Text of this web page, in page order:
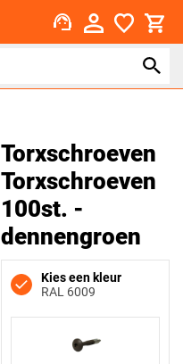
support_agent
Torxschroeven
Torxschroeven
100st. -
dennengroen
Kies een kleur
RAL 6009